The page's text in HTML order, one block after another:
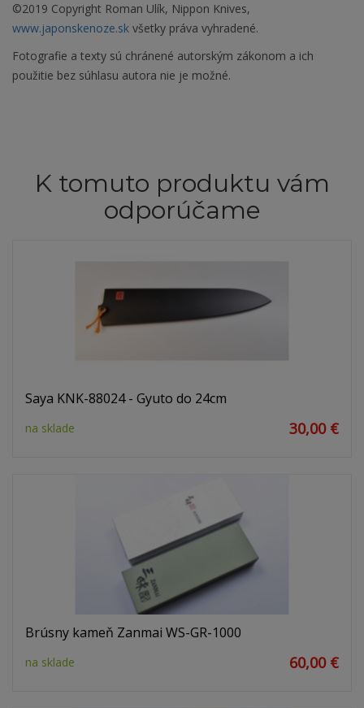
©2019 Copyright Roman Ulík, Nippon Knives,
www.japonskenoze.sk všetky práva vyhradené.
Fotografie a texty sú chránené autorským zákonom a ich
použitie bez súhlasu autora nie je možné.
K tomuto produktu vám
odporúčame
Saya KNK-88024 - Gyuto do 24cm
na sklade 30,00 €
Brúsny kameň Zanmai WS-GR-1000
na sklade 60,00 €